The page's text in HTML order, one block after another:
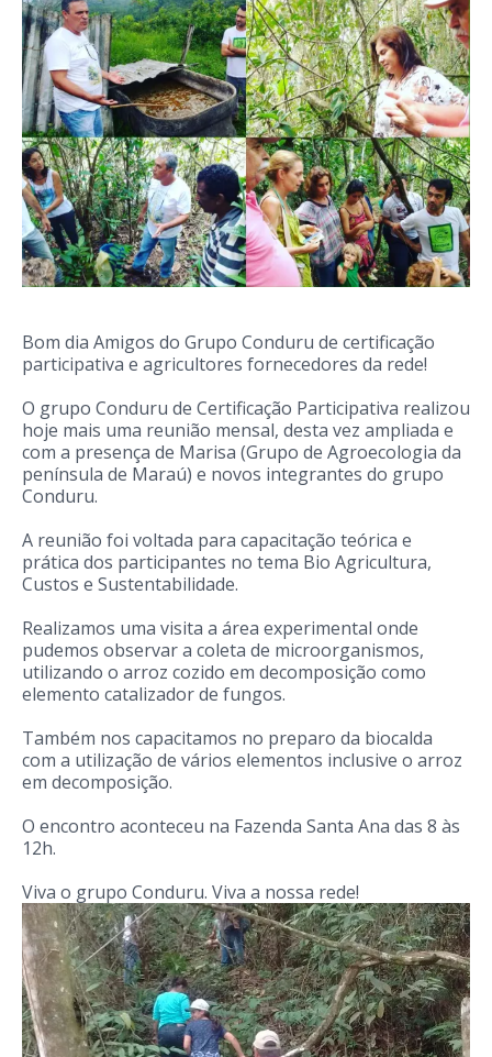
Bom dia Amigos do Grupo Conduru de certificação
participativa e agricultores fornecedores da rede!
O grupo Conduru de Certificação Participativa realizou
hoje mais uma reunião mensal, desta vez ampliada e
com a presença de Marisa (Grupo de Agroecologia da
península de Maraú) e novos integrantes do grupo
Conduru.
A reunião foi voltada para capacitação teórica e
prática dos participantes no tema Bio Agricultura,
Custos e Sustentabilidade.
Realizamos uma visita a área experimental onde
pudemos observar a coleta de microorganismos,
utilizando o arroz cozido em decomposição como
elemento catalizador de fungos.
Também nos capacitamos no preparo da biocalda
com a utilização de vários elementos inclusive o arroz
em decomposição.
O encontro aconteceu na Fazenda Santa Ana das 8 às
12h.
Viva o grupo Conduru. Viva a nossa rede!